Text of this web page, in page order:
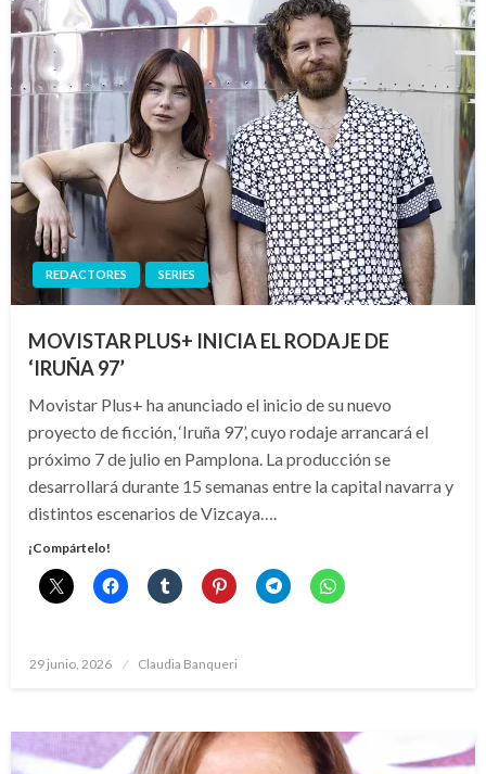
REDACTORES SERIES
MOVISTAR PLUS+ INICIA EL RODAJE DE
‘IRUÑA 97’
Movistar Plus+ ha anunciado el inicio de su nuevo
proyecto de ficción, ‘Iruña 97’, cuyo rodaje arrancará el
próximo 7 de julio en Pamplona. La producción se
desarrollará durante 15 semanas entre la capital navarra y
distintos escenarios de Vizcaya….
¡Compártelo!
Publicado
29 junio, 2026 Claudia Banqueri